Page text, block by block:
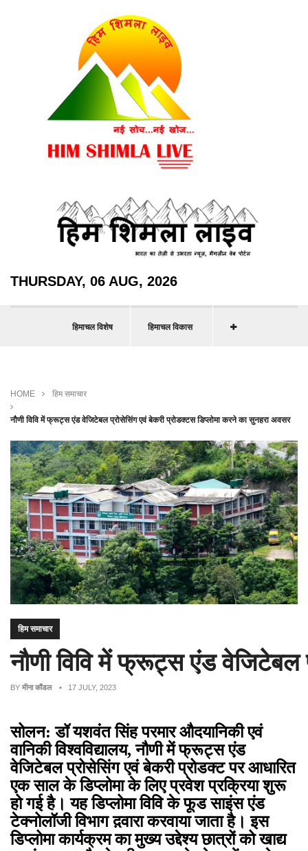
THURSDAY, 06 AUG, 2026
हिमाचल विशेष हिमाचल विकास
HOME हिम समाचार
नौणी विवि में फ्रूट्स एंड वेजिटेबल प्रोसेसिंग एवं बेकरी प्रोडक्टस डिप्लोमा करने का सुनहरा अवसर
हिम समाचार
नौणी विवि में फ्रूट्स एंड वेजिटेबल
BY मीना कौंडल • 17 JULY, 2023
सोलन: डॉ यशवंत सिंह परमार औदयानिकी एवं
वानिकी विश्वविद्यालय, नौणी में फ्रूट्स एंड
वेजिटेबल प्रोसेसिंग एवं बेकरी प्रोडक्ट पर आधारित
एक साल के डिप्लोमा के लिए प्रवेश प्रक्रिया शुरू
हो गई है। यह डिप्लोमा विवि के फूड साइंस एंड
टेक्नोलॉजी विभाग द़वारा करवाया जाता है। इस
डिप्लोमा कार्यक्रम का मुख्य उद्देश्य छात्रों को खाद्य